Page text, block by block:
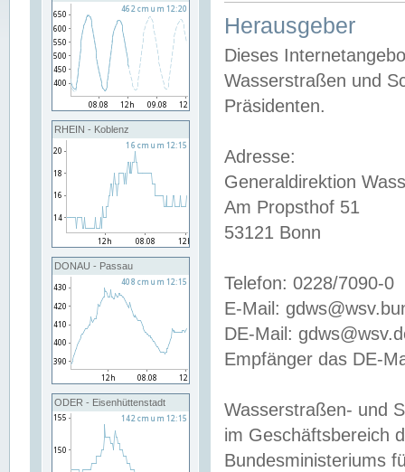
RHEIN - Koblenz
DONAU - Passau
ODER - Eisenhüttenstadt
Herausgeber
Dieses
Wasserstraßen und
Präsidenten.
Adresse:
Generaldirektion
Am Propsthof 51
53121 Bonn
Telefon: 0228/7090-0
E-Mail:
DE-Mail:
Empfänger das DE-
Wasserstraßen- und
im Geschäftsbereich
Bundesministeriums